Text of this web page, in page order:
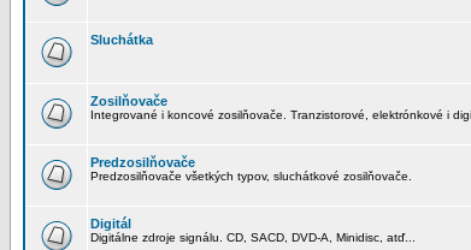
Sluchátka
Zosilňovače
Integrované i koncové zosilňovače. Tranzistorové, elektrónkové i
Predzosilňovače
Predzosilňovače všetkých typov, sluchátkové zosilňovače.
Digitál
Digitálne zdroje signálu. CD, SACD, DVD-A, Minidisc, atď...